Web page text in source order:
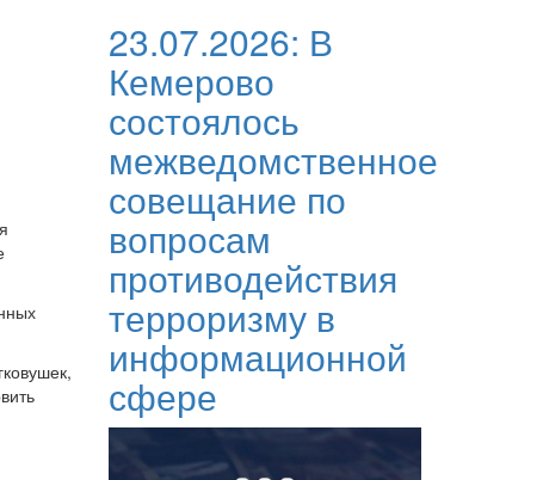
23.07.2026: В
Кемерово
состоялось
межведомственное
совещание по
вопросам
противодействия
терроризму в
информационной
сфере